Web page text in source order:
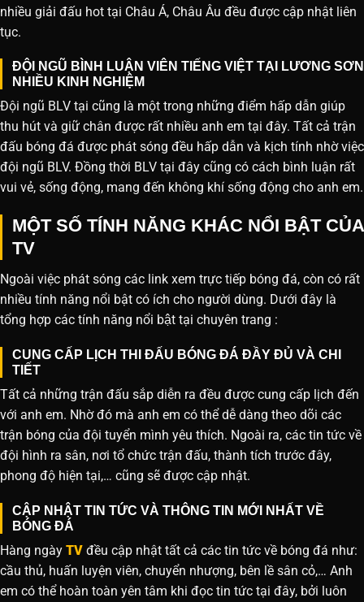
nhiều giải đấu hot tại Châu Á, Châu Âu đều được cập nhật liên
tục.
ĐỘI NGŨ BÌNH LUẬN VIÊN TIẾNG VIỆT TẠI LƯƠNG SƠN
NHIỀU KINH NGHIỆM
Đội ngũ BLV tại cũng là một trong những điểm hấp dẫn giúp
thu hút và giữ chân được rất nhiều anh em tại đây. Tất cả trận
đấu bóng đá được phát sóng đều hấp dẫn và kịch tính nhờ việc
đội ngũ BLV. Đồng thời BLV tại đây cũng có cách bình luận rất
vui vẻ, sống động, mang đến không khí sống động cho anh em.
MỘT SỐ TÍNH NĂNG KHÁC NỔI BẬT CỦA
TV
Ngoài việc phát sóng các link xem trực tiếp bóng đá, còn có rất
nhiều tính năng nổi bật có ích cho người dùng. Dưới đây là
tổng hợp các tính năng nổi bật tại chuyên trang :
CUNG CẤP LỊCH THI ĐẤU BÓNG ĐÁ ĐẦY ĐỦ VÀ CHI
TIẾT
Tất cả những trận đấu sắp diễn ra đều được cung cấp lịch đến
với anh em. Nhờ đó mà anh em có thể dễ dàng theo dõi các
trận bóng của đội tuyển mình yêu thích. Ngoài ra, các tin tức về
đội hình ra sân, nơi tổ chức trận đấu, thành tích trước đây,
phong độ hiện tại,… cũng sẽ được cập nhật.
CẬP NHẬT TIN TỨC VÀ THÔNG TIN MỚI NHẤT VỀ
BÓNG ĐÁ
Hàng ngày TV đều cập nhật tất cả các tin tức về bóng đá như:
cầu thủ, huấn luyện viên, chuyển nhượng, bên lề sân cỏ,… Anh
em có thể hoàn toàn yên tâm khi đọc tin tức tại đây, bởi luôn